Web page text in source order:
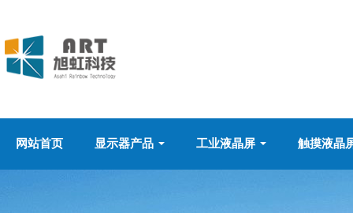
网站首页 显示器产品 工业液晶屏 触摸液晶